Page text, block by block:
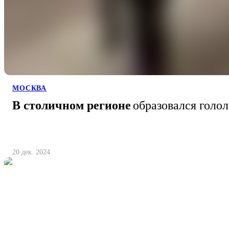
МОСКВА
В столичном регионе образовался
20 дек. 2024